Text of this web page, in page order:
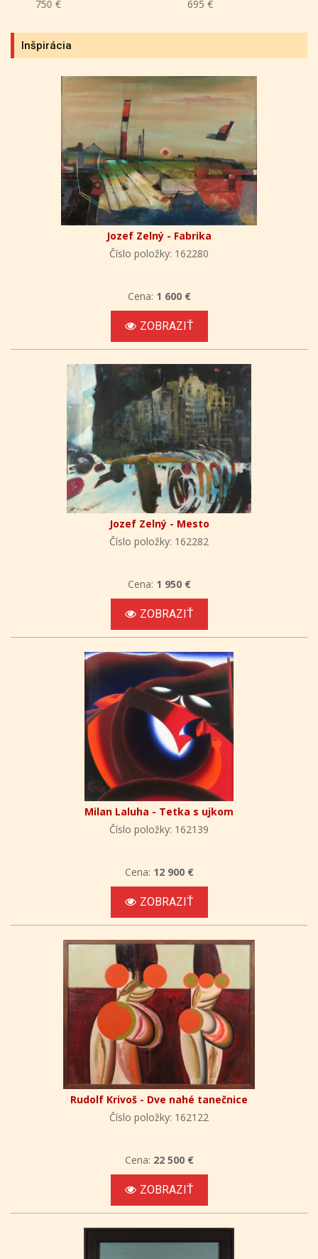
750 €
695 €
Inšpirácia
Jozef Zelný - Fabrika
Číslo položky: 162280
Cena: 1 600 €
ZOBRAZIŤ
Jozef Zelný - Mesto
Číslo položky: 162282
Cena: 1 950 €
ZOBRAZIŤ
Milan Laluha - Tetka s ujkom
Číslo položky: 162139
Cena: 12 900 €
ZOBRAZIŤ
Rudolf Krivoš - Dve nahé tanečnice
Číslo položky: 162122
Cena: 22 500 €
ZOBRAZIŤ